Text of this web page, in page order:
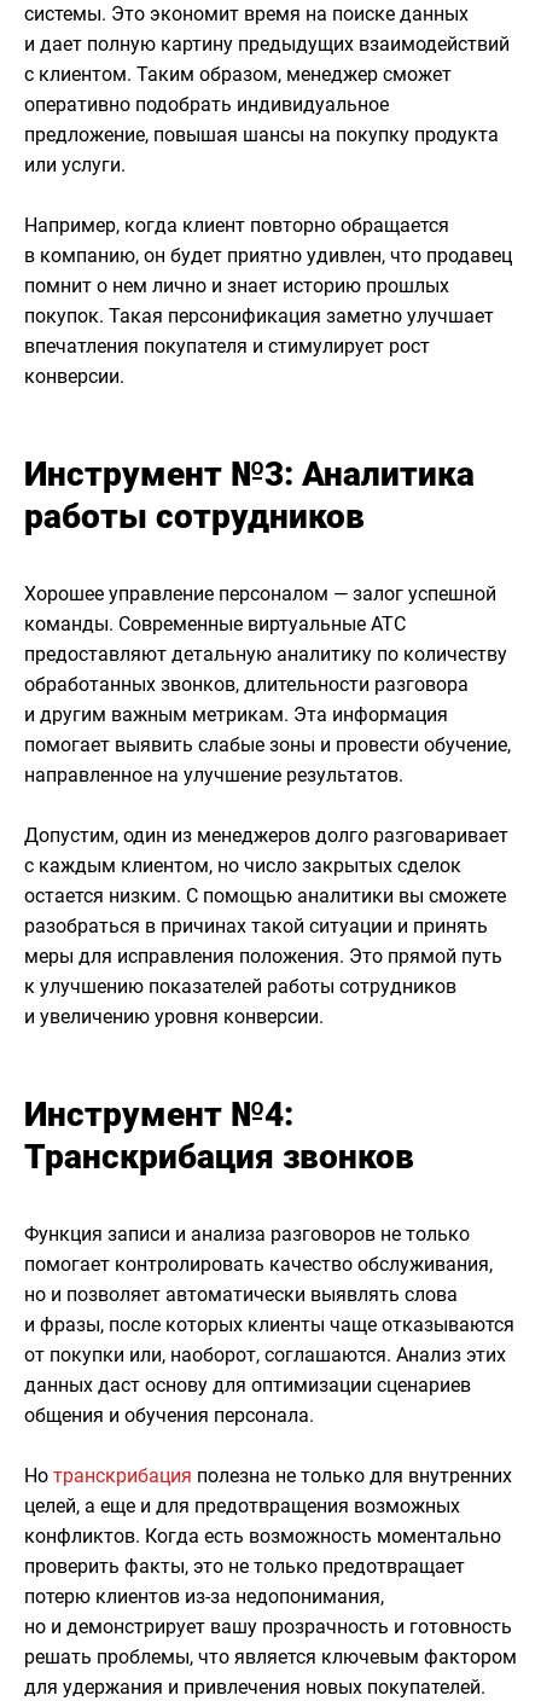
системы. Это экономит время на поиске данных
и дает полную картину предыдущих взаимодействий
с клиентом. Таким образом, менеджер сможет
оперативно подобрать индивидуальное
предложение, повышая шансы на покупку продукта
или услуги.​
Например, когда клиент повторно обращается
в компанию, он будет приятно удивлен, что продавец
помнит о нем лично и знает историю прошлых
покупок. Такая персонификация заметно улучшает
впечатления покупателя и стимулирует рост
конверсии.
Инструмент №3: Аналитика
работы сотрудников
Хорошее управление персоналом — залог успешной
команды. Современные виртуальные АТС
предоставляют детальную аналитику по количеству
обработанных звонков, длительности разговора
и другим важным метрикам. Эта информация
помогает выявить слабые зоны и провести обучение,
направленное на улучшение результатов.​
Допустим, один из менеджеров долго разговаривает
с каждым клиентом, но число закрытых сделок
остается низким. С помощью аналитики вы сможете
разобраться в причинах такой ситуации и принять
меры для исправления положения. Это прямой путь
к улучшению показателей работы сотрудников
и увеличению уровня конверсии.
Инструмент №4:
Транскрибация звонков
Функция записи и анализа разговоров не только
помогает контролировать качество обслуживания,
но и позволяет автоматически выявлять слова
и фразы, после которых клиенты чаще отказываются
от покупки или, наоборот, соглашаются. Анализ этих
данных даст основу для оптимизации сценариев
общения и обучения персонала.
Но транскрибация полезна не только для внутренних
целей, а еще и для предотвращения возможных
конфликтов. Когда есть возможность моментально
проверить факты, это не только предотвращает
потерю клиентов из-за недопонимания,
но и демонстрирует вашу прозрачность и готовность
решать проблемы, что является ключевым фактором
для удержания и привлечения новых покупателей.